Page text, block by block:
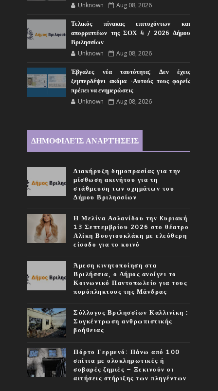
Unknown Aug 08, 2026
Τελικός πίνακας επιτυχόντων και
απορριπτέων της ΣΟΧ 4 / 2026 Δήμου
Βριλησσίων
Unknown Aug 08, 2026
Έβγαλες νέα ταυτότητα; Δεν έχεις
ξεμπερδέψει ακόμα -Αυτούς τους φορείς
πρέπει να ενημερώσεις
Unknown Aug 08, 2026
ΔΗΜΟΦΙΛΕΊΣ ΑΝΑΡΤΉΣΕΙΣ
Διακήρυξη δημοπρασίας για την
μίσθωση ακινήτου για τη
στάθμευση των οχημάτων του
Δήμου Βριλησσίων
Η Μελίνα Ασλανίδου την Kυριακή
13 Σεπτεμβρίου 2026 στο θέατρο
Αλίκη Βουγιουκλάκη με ελεύθερη
είσοδο για το κοινό
Άμεση κινητοποίηση στα
Βριλήσσια, ο Δήμος ανοίγει το
Κοινωνικό Παντοπωλείο για τους
πυρόπληκτους της Μάνδρας
Σύλλογος Βριλησσίων Καλλινίκη :
Συγκέντρωση ανθρωπιστικής
βοήθειας
Πόρτο Γερμενό: Πάνω από 100
σπίτια με ολοκληρωτικές ή
σοβαρές ζημιές – Ξεκινούν οι
αιτήσεις στήριξης των πληγέντων